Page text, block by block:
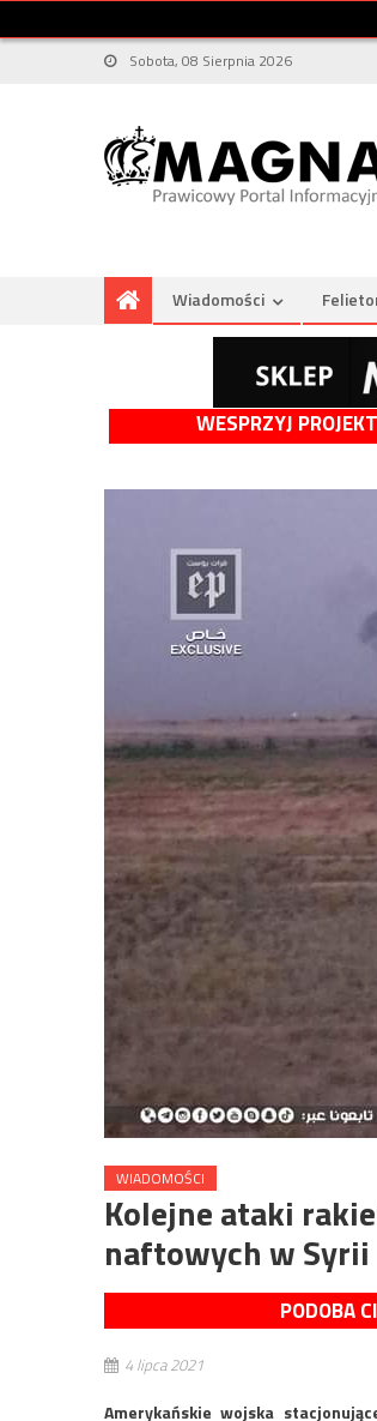
Sobota, 08 Sierpnia 2026
Wiadomości
WESPRZYJ
WIADOMOŚCI
Kolejne ataki
naftowych w Syrii
PODOBA
4 lipca 2021
Amerykańskie wojska